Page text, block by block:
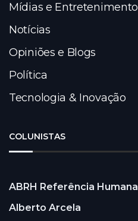
Mídias e Entretenimento
Notícias
Opiniões e Blogs
Política
Tecnologia & Inovação
COLUNISTAS
ABRH Referência Humana
Alberto Arcela